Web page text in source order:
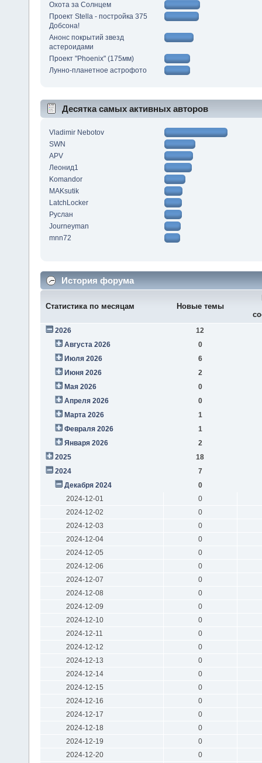
Охота за Солнцем
Проект Stella - постройка 375
Добсона!
Анонс покрытий звезд
астероидами
Проект "Phoenix" (175мм)
Лунно-планетное астрофото
Десятка самых активных авторов
Vladimir Nebotov
SWN
APV
Леонид1
Komandor
MAKsutik
LatchLocker
Руслан
Journeyman
mnn72
История форума
Статистика по месяцам Новые темы
2026
12
Августа 2026
0
Июля 2026
6
Июня 2026
2
Мая 2026
0
Апреля 2026
0
Марта 2026
1
Февраля 2026
1
Января 2026
2
2025
18
2024
7
Декабря 2024
0
2024-12-01
0
2024-12-02
0
2024-12-03
0
2024-12-04
0
2024-12-05
0
2024-12-06
0
2024-12-07
0
2024-12-08
0
2024-12-09
0
2024-12-10
0
2024-12-11
0
2024-12-12
0
2024-12-13
0
2024-12-14
0
2024-12-15
0
2024-12-16
0
2024-12-17
0
2024-12-18
0
2024-12-19
0
2024-12-20
0